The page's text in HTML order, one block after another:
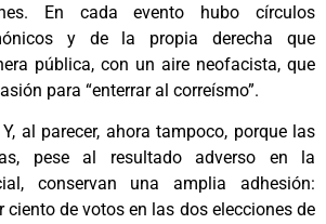
En cada evento hubo círculos
y de la propia derecha que
pública, con un aire neofacista, que
para “enterrar al correísmo”.
al parecer, ahora tampoco, porque las
pese al resultado adverso en la
conservan una amplia adhesión:
ciento de votos en las dos elecciones de